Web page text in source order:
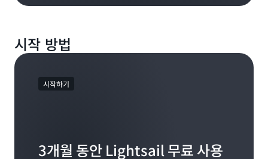
시작 방법
시작하기
3개월 동안 Lightsail 무료 사용